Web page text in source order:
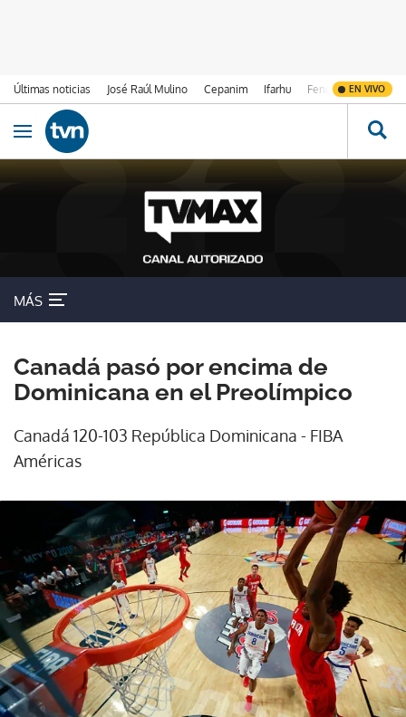
Últimas noticias José Raúl Mulino Cepanim Ifarhu Fenómeno de El
EN VIVO
Ir al contenido
Obrir navegació
MÁS
Canadá pasó por encima de
Dominicana en el Preolímpico
Canadá 120-103 República Dominicana - FIBA
Américas